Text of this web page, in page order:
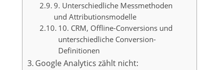
9. Unterschiedliche Messmethoden
und Attributionsmodelle
10. CRM, Offline-Conversions und
unterschiedliche Conversion-
Definitionen
Google Analytics zählt nicht: